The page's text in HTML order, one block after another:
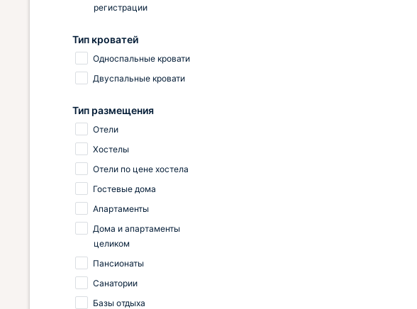
регистрации
Тип кроватей
Односпальные кровати
Двуспальные кровати
Тип размещения
Отели
Хостелы
Отели по цене хостела
Гостевые дома
Апартаменты
Дома и апартаменты
целиком
Пансионаты
Санатории
Базы отдыха